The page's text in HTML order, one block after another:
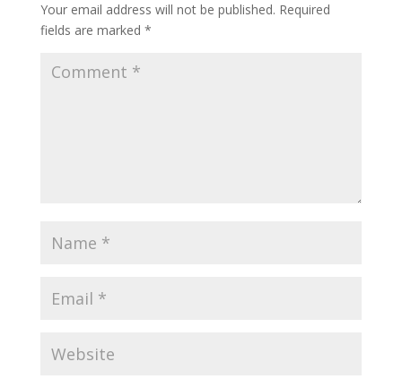
Your email address will not be published. Required
fields are marked *